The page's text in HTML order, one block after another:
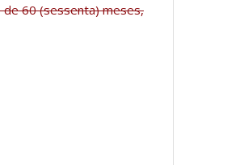
de 60 (sessenta) meses,